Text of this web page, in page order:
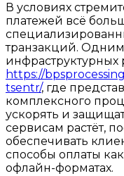
В условиях
платежей всё
транзакций.
https://
tsentr/, где
комплексного
ускорять и
сервисам растёт,
обеспечивать
способы оплаты
офлайн-форматах.